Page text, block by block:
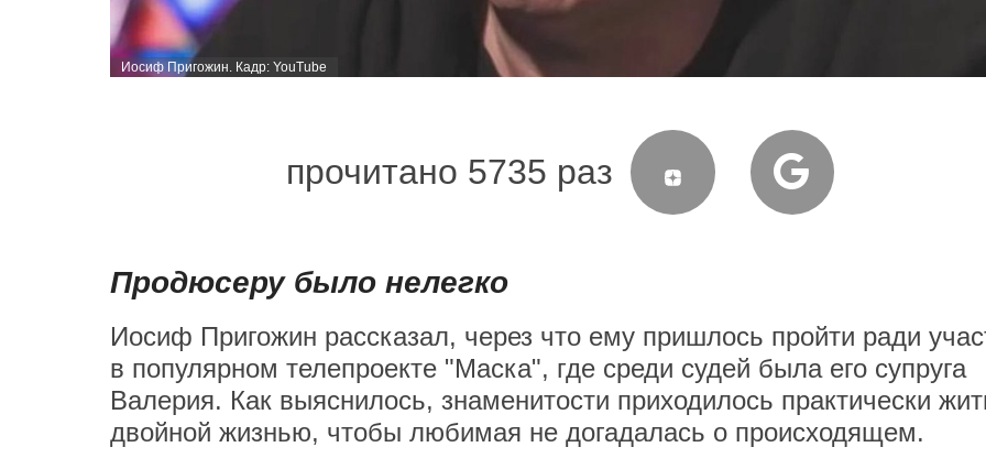
Иосиф Пригожин. Кадр: YouTube
прочитано 5735 раз
Продюсеру было нелегко
Иосиф Пригожин рассказал, через что ему пришлось пройти ради
в популярном телепроекте "Маска", где среди судей была его супруга
Валерия. Как выяснилось, знаменитости приходилось практически
двойной жизнью, чтобы любимая не догадалась о происходящем.